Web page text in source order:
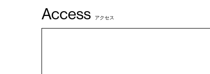
Access アクセス